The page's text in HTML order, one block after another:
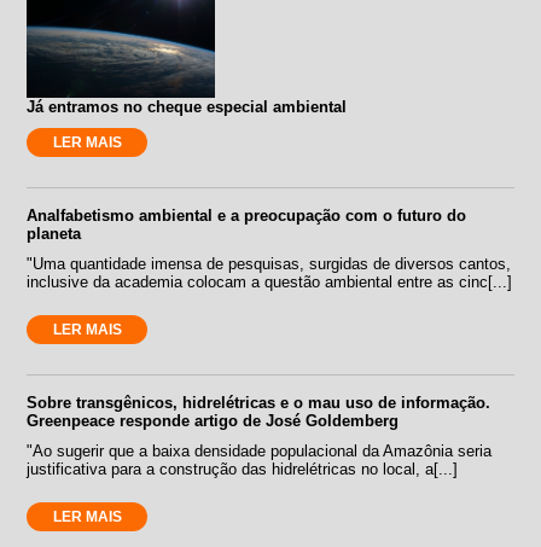
Já entramos no cheque especial ambiental
LER MAIS
Analfabetismo ambiental e a preocupação com o futuro do
planeta
"Uma quantidade imensa de pesquisas, surgidas de diversos cantos,
inclusive da academia colocam a questão ambiental entre as cinc[...]
LER MAIS
Sobre transgênicos, hidrelétricas e o mau uso de informação.
Greenpeace responde artigo de José Goldemberg
"Ao sugerir que a baixa densidade populacional da Amazônia seria
justificativa para a construção das hidrelétricas no local, a[...]
LER MAIS